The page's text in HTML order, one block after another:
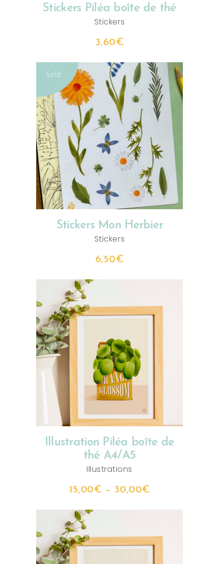
Stickers Piléa boîte de thé
Stickers
3,60€
Sold
LIRE LA SUITE
Stickers Mon Herbier
Stickers
6,50€
CHOIX DES OPTIONS
Illustration Piléa boîte de
thé A4/A5
Illustrations
15,00€ – 30,00€